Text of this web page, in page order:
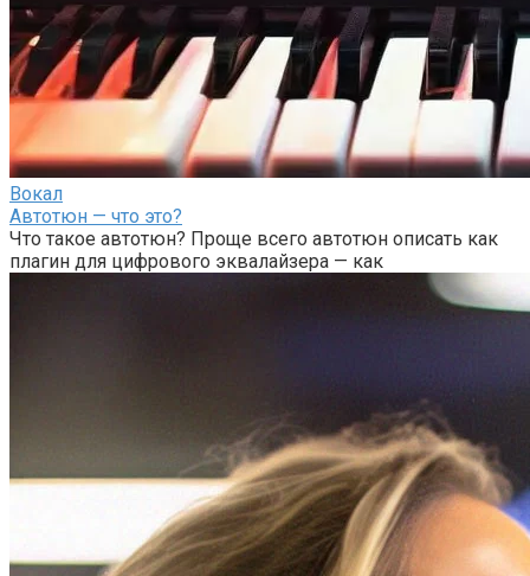
Вокал
Автотюн — что это?
Что такое автотюн? Проще всего автотюн описать как
плагин для цифрового эквалайзера — как